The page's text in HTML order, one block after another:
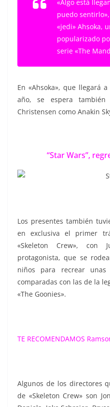
«Algo está
puedo
«jedi» Ahsoka,
popularizado
serie «The
En «Ahsoka», que llegará
año, se espera
Christensen como Anakin
“Star Wars”,
Los presentes también
en exclusiva el primer
«Skeleton Crew»,
protagonista, que se
niños para recrear
comparadas con las de la
«The Goonies».
TE RECOMENDAMOS
Algunos de los directores
de «Skeleton Crew» son